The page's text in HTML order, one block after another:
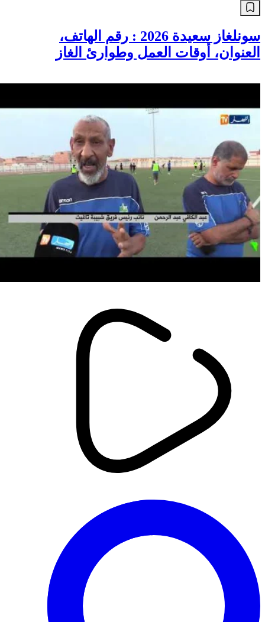
سونلغاز سعيدة 2026 : رقم الهاتف،
العنوان، أوقات العمل وطوارئ الغاز